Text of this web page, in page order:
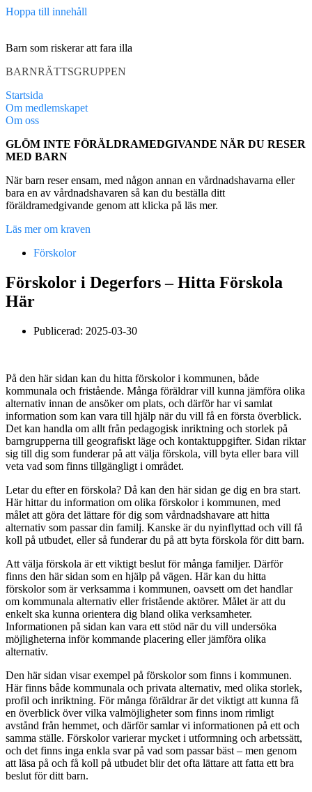
Hoppa till innehåll
Barn som riskerar att fara illa
BARNRÄTTSGRUPPEN
Startsida
Om medlemskapet
Om oss
GLÖM INTE FÖRÄLDRAMEDGIVANDE NÄR DU RESER
MED BARN
När barn reser ensam, med någon annan en vårdnadshavarna eller
bara en av vårdnadshavaren så kan du beställa ditt
föräldramedgivande genom att klicka på läs mer.
Läs mer om kraven
Förskolor
Förskolor i Degerfors – Hitta Förskola
Här
Publicerad: 2025-03-30
På den här sidan kan du hitta förskolor i kommunen, både
kommunala och fristående. Många föräldrar vill kunna jämföra olika
alternativ innan de ansöker om plats, och därför har vi samlat
information som kan vara till hjälp när du vill få en första överblick.
Det kan handla om allt från pedagogisk inriktning och storlek på
barngrupperna till geografiskt läge och kontaktuppgifter. Sidan riktar
sig till dig som funderar på att välja förskola, vill byta eller bara vill
veta vad som finns tillgängligt i området.
Letar du efter en förskola? Då kan den här sidan ge dig en bra start.
Här hittar du information om olika förskolor i kommunen, med
målet att göra det lättare för dig som vårdnadshavare att hitta
alternativ som passar din familj. Kanske är du nyinflyttad och vill få
koll på utbudet, eller så funderar du på att byta förskola för ditt barn.
Att välja förskola är ett viktigt beslut för många familjer. Därför
finns den här sidan som en hjälp på vägen. Här kan du hitta
förskolor som är verksamma i kommunen, oavsett om det handlar
om kommunala alternativ eller fristående aktörer. Målet är att du
enkelt ska kunna orientera dig bland olika verksamheter.
Informationen på sidan kan vara ett stöd när du vill undersöka
möjligheterna inför kommande placering eller jämföra olika
alternativ.
Den här sidan visar exempel på förskolor som finns i kommunen.
Här finns både kommunala och privata alternativ, med olika storlek,
profil och inriktning. För många föräldrar är det viktigt att kunna få
en överblick över vilka valmöjligheter som finns inom rimligt
avstånd från hemmet, och därför samlar vi informationen på ett och
samma ställe. Förskolor varierar mycket i utformning och arbetssätt,
och det finns inga enkla svar på vad som passar bäst – men genom
att läsa på och få koll på utbudet blir det ofta lättare att fatta ett bra
beslut för ditt barn.